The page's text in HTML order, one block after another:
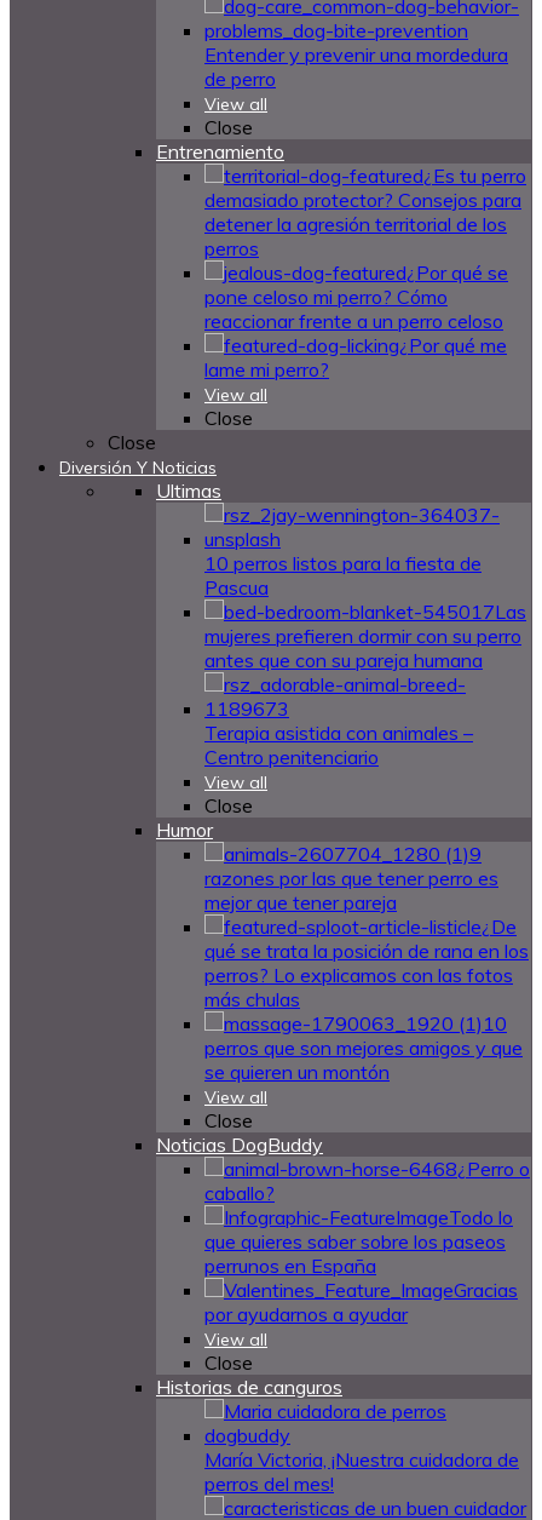
Entender y prevenir una mordedura
de perro
View all
Close
Entrenamiento
¿Es tu perro
demasiado protector? Consejos para
detener la agresión territorial de los
perros
¿Por qué se
pone celoso mi perro? Cómo
reaccionar frente a un perro celoso
¿Por qué me
lame mi perro?
View all
Close
Close
Diversión Y Noticias
Ultimas
10 perros listos para la fiesta de
Pascua
Las
mujeres prefieren dormir con su perro
antes que con su pareja humana
Terapia asistida con animales –
Centro penitenciario
View all
Close
Humor
9
razones por las que tener perro es
mejor que tener pareja
¿De
qué se trata la posición de rana en los
perros? Lo explicamos con las fotos
más chulas
10
perros que son mejores amigos y que
se quieren un montón
View all
Close
Noticias DogBuddy
¿Perro o
caballo?
Todo lo
que quieres saber sobre los paseos
perrunos en España
Gracias
por ayudarnos a ayudar
View all
Close
Historias de canguros
María Victoria, ¡Nuestra cuidadora de
perros del mes!